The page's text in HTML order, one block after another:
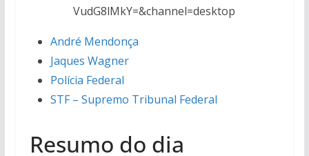
VudG8lMkY=&channel=desktop
André Mendonça
Jaques Wagner
Polícia Federal
STF – Supremo Tribunal Federal
Resumo do dia